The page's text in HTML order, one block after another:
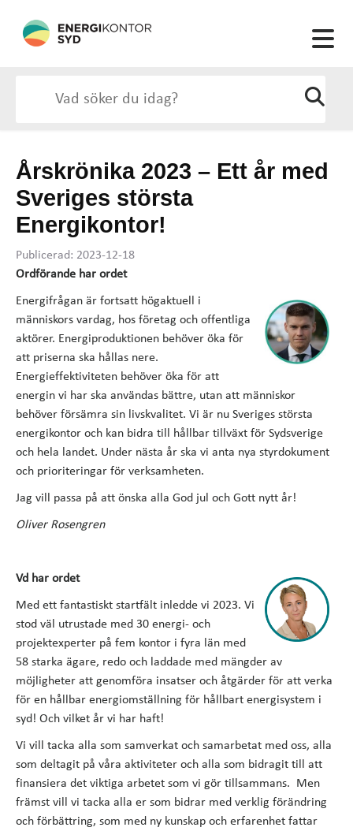
Årskrönika 2023 – Ett år med
Sveriges största
Energikontor!
Publicerad: 2023-12-18
Ordförande har ordet
Energifrågan är fortsatt högaktuell i
människors vardag, hos företag och offentliga
aktörer. Energiproduktionen behöver öka för
att priserna ska hållas nere.
Energieffektiviteten behöver öka för att
energin vi har ska användas bättre, utan att människor
behöver försämra sin livskvalitet. Vi är nu Sveriges största
energikontor och kan bidra till hållbar tillväxt för Sydsverige
och hela landet. Under nästa år ska vi anta nya styrdokument
och prioriteringar för verksamheten.
Jag vill passa på att önska alla God jul och Gott nytt år!
Oliver Rosengren
Vd har ordet
Med ett fantastiskt startfält inledde vi 2023. Vi
stod väl utrustade med 30 energi- och
projektexperter på fem kontor i fyra län med
58 starka ägare, redo och laddade med mängder av
möjligheter att genomföra insatser och åtgärder för att verka
för en hållbar energiomställning för hållbart energisystem i
syd! Och vilket år vi har haft!
Vi vill tacka alla som samverkat och samarbetat med oss, alla
som deltagit på våra aktiviteter och alla som bidragit till att
finansiera det viktiga arbetet som vi gör tillsammans. Men
främst vill vi tacka alla er som bidrar med verklig förändring
och förbättring, som med ny kunskap och erfarenhet fattar